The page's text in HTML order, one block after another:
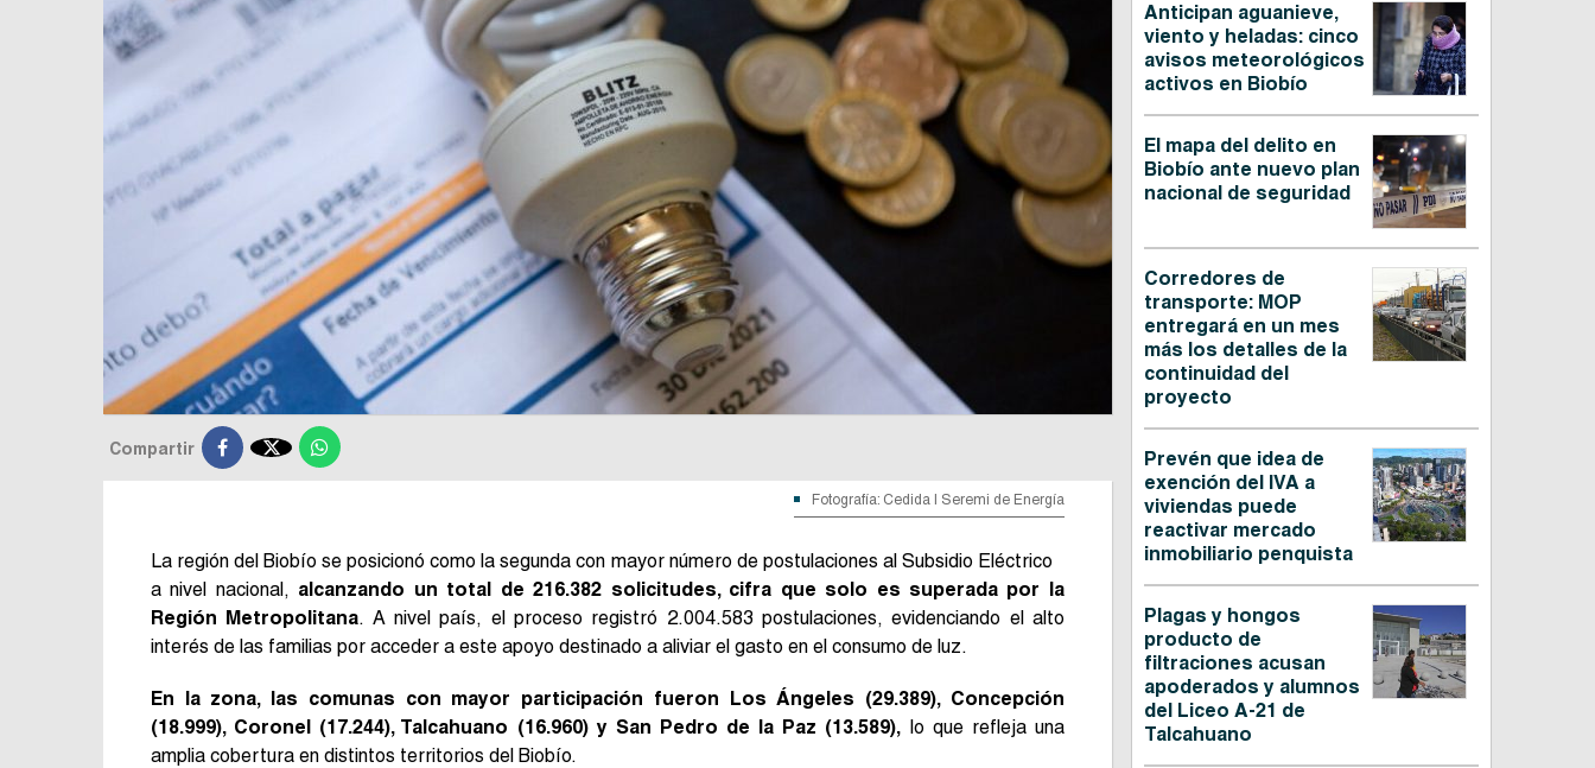
Compartir 
Fotografía: Cedida | Seremi de Energía
La región del Biobío se posicionó como la segunda con mayor número de postulaciones al Subsidio Eléctrico
a nivel nacional, alcanzando un total de 216.382 solicitudes, cifra que solo es superada por la
Región Metropolitana. A nivel país, el proceso registró 2.004.583 postulaciones, evidenciando el alto
interés de las familias por acceder a este apoyo destinado a aliviar el gasto en el consumo de luz.
En la zona, las comunas con mayor participación fueron Los Ángeles (29.389), Concepción
(18.999), Coronel (17.244), Talcahuano (16.960) y San Pedro de la Paz (13.589), lo que refleja una
amplia cobertura en distintos territorios del Biobío.
Anticipan aguanieve,
viento y heladas: cinco
avisos meteorológicos
activos en Biobío
El mapa del delito en
Biobío ante nuevo plan
nacional de seguridad
Corredores de
transporte: MOP
entregará en un mes
más los detalles de la
continuidad del
proyecto
Prevén que idea de
exención del IVA a
viviendas puede
reactivar mercado
inmobiliario penquista
Plagas y hongos
producto de
filtraciones acusan
apoderados y alumnos
del Liceo A-21 de
Talcahuano